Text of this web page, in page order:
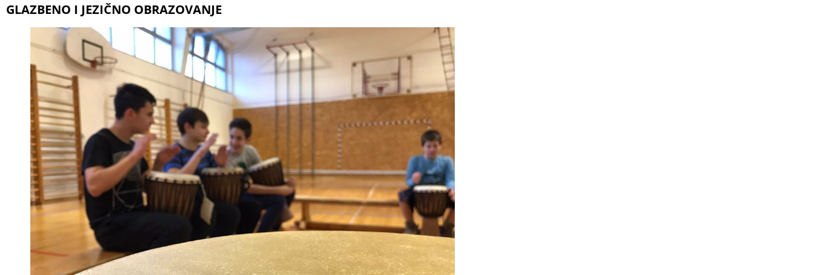
GLAZBENO I JEZIČNO OBRAZOVANJE